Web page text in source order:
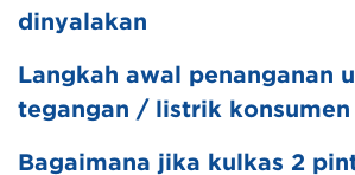
dinyalakan
Langkah awal penanganan
tegangan / listrik konsumen
Bagaimana jika kulkas 2